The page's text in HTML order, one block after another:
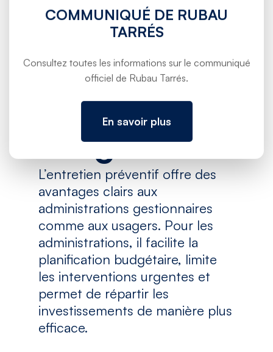
pour les
administrati
ons et les
usagers
L’entretien préventif offre des
avantages clairs aux
administrations gestionnaires
comme aux usagers. Pour les
administrations, il facilite la
planification budgétaire, limite
les interventions urgentes et
permet de répartir les
investissements de manière plus
efficace.
COMMUNIQUÉ DE RUBAU
TARRÉS
Consultez toutes les informations sur le communiqué
officiel de Rubau Tarrés.
En savoir plus